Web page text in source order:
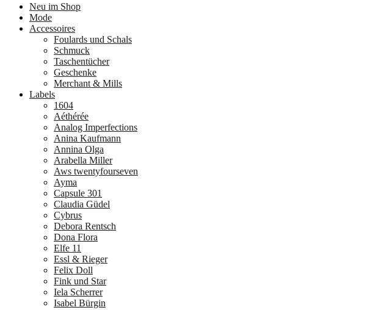
Neu im Shop
Mode
Accessoires
Foulards und Schals
Schmuck
Taschentücher
Geschenke
Merchant & Mills
Labels
1604
Aéthérée
Analog Imperfections
Anina Kaufmann
Annina Olga
Arabella Miller
Aws twentyfourseven
Ayma
Capsule 301
Claudia Güdel
Cybrus
Debora Rentsch
Dona Flora
Elfe 11
Essl & Rieger
Felix Doll
Fink und Star
Iela Scherrer
Isabel Bürgin